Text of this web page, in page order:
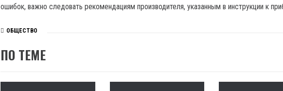
ошибок, важно следовать рекомендациям производителя, указанным в инструкции к
ОБЩЕСТВО
ПО ТЕМЕ